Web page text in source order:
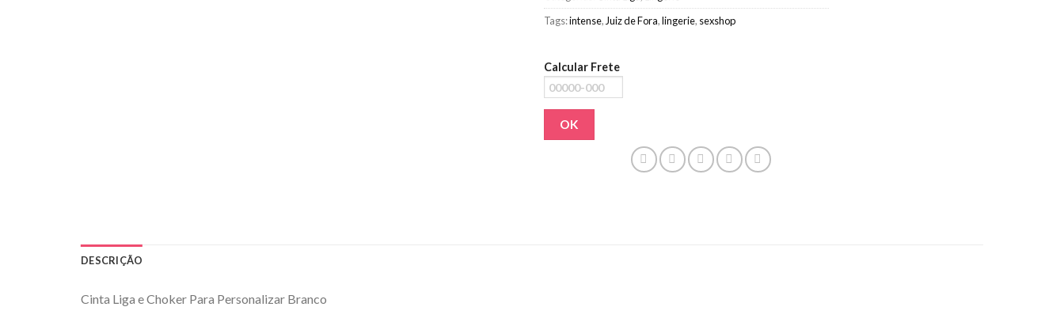
Tags:intense, Juiz de Fora,lingerie, sexshop
Calcular Frete
OK
DESCRIÇÃO
Cinta Liga e Choker Para Personalizar Branco